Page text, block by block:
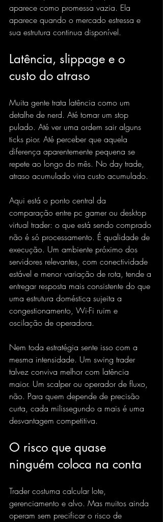
aparece como promessa vazia. Ela
aparece quando o mercado estressa e
sua estrutura continua disponível.
Latência, slippage e o
custo do atraso
Muita gente trata latência como um
detalhe de nerd. Até tomar um stop
pulado. Até ver uma ordem sair alguns
ticks pior. Até perceber que aquela
diferença aparentemente pequena se
repete ao longo do mês. No day trade,
atraso acumulado vira custo acumulado.
Aqui está o ponto central da
comparação entre pc gamer ou desktop
virtual trader: o que está sendo comprado
não é só processamento. É qualidade de
execução. Um ambiente próximo dos
servidores relevantes, com conectividade
estável e menor variação de rota, tende a
entregar resposta mais consistente do que
uma estrutura doméstica sujeita a
congestionamento, Wi-Fi ruim e
oscilação de operadora.
Nem toda estratégia sente isso com a
mesma intensidade. Um swing trader
talvez conviva melhor com latência
maior. Um scalper ou operador de fluxo,
não. Para quem depende de precisão
curta, cada milissegundo a mais é uma
desvantagem competitiva.
O risco que quase
ninguém coloca na conta
Trader costuma calcular lote,
gerenciamento e alvo. Mas muitos ainda
operam sem precificar o risco de